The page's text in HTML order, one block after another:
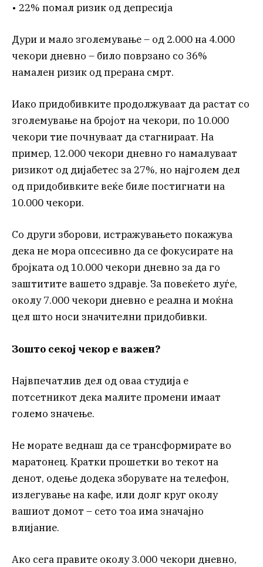
• 22% помал ризик од депресија
Дури и мало зголемување – од 2.000 на 4.000
чекори дневно – било поврзано со 36%
намален ризик од прерана смрт.
Иако придобивките продолжуваат да растат со
зголемување на бројот на чекори, по 10.000
чекори тие почнуваат да стагнираат. На
пример, 12.000 чекори дневно го намалуваат
ризикот од дијабетес за 27%, но најголем дел
од придобивките веќе биле постигнати на
10.000 чекори.
Со други зборови, истражувањето покажува
дека не мора опсесивно да се фокусирате на
бројката од 10.000 чекори дневно за да го
заштитите вашето здравје. За повеќето луѓе,
околу 7.000 чекори дневно е реална и моќна
цел што носи значителни придобивки.
Зошто секој чекор е важен?
Највпечатлив дел од оваа студија е
потсетникот дека малите промени имаат
големо значење.
Не морате веднаш да се трансформирате во
маратонец. Кратки прошетки во текот на
денот, одење додека зборувате на телефон,
излегување на кафе, или долг круг околу
вашиот домот – сето тоа има значајно
влијание.
Ако сега правите околу 3.000 чекори дневно,